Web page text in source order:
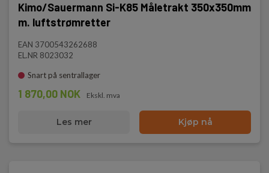
Kimo/Sauermann Si-K85 Måletrakt 350x350mm
m. luftstrømretter
EAN 3700543262688
EL.NR 8023032
Snart på sentrallager
1 870,00 NOK Ekskl. mva
Les mer Kjøp nå